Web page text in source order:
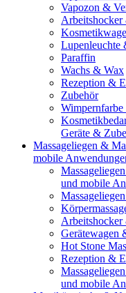
Vapozon &
Lupenleuchte
Paraffin
Wachs & Wax
Rezeption &
Zubehör
Geräte &
Massageliegen &
mobile
und mobile
Gerätewagen
Hot Stone
Rezeption &
und mobile